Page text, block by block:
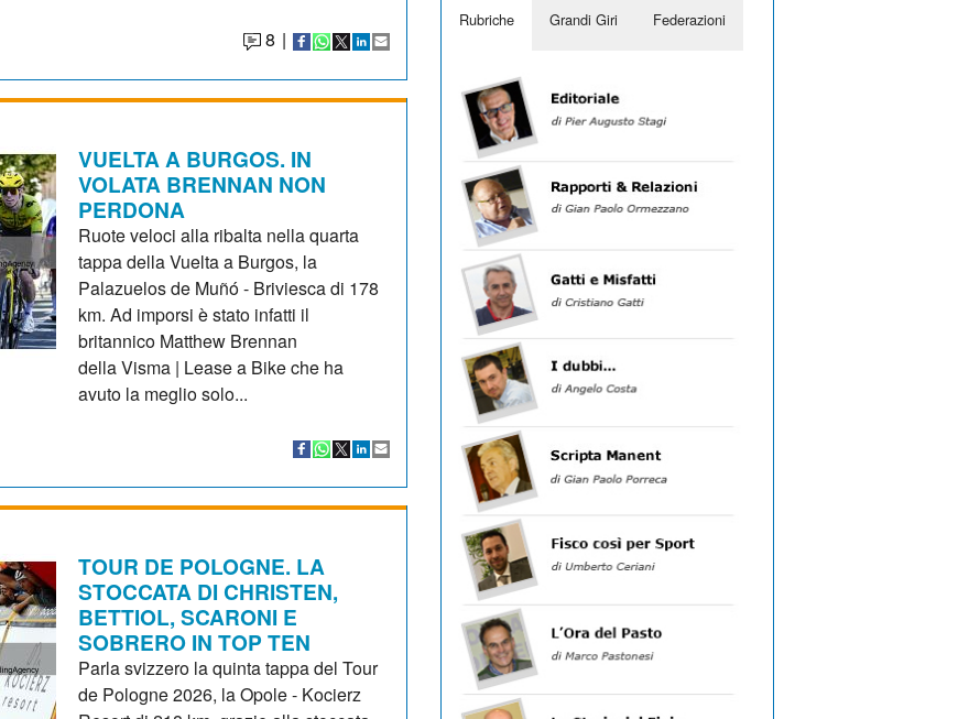
8 |
VUELTA A BURGOS. IN
VOLATA BRENNAN NON
PERDONA
Ruote veloci alla ribalta nella quarta
tappa della Vuelta a Burgos, la
Palazuelos de Muñó - Briviesca di 178
km. Ad imporsi è stato infatti il
britannico Matthew Brennan
della Visma | Lease a Bike che ha
avuto la meglio solo...
TOUR DE POLOGNE. LA
STOCCATA DI CHRISTEN,
BETTIOL, SCARONI E
SOBRERO IN TOP TEN
Parla svizzero la quinta tappa del Tour
de Pologne 2026, la Opole - Kocierz
Rubriche Grandi Giri Federazioni